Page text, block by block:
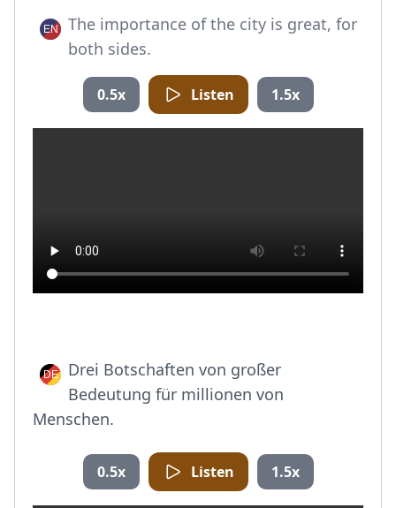
The importance of the city is great, for
both sides.
0.5x Listen 1.5x
Drei Botschaften von großer
Bedeutung für millionen von
Menschen.
0.5x Listen 1.5x